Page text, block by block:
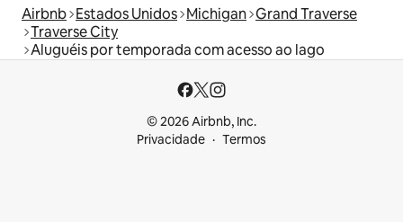
Airbnb Estados Unidos Michigan Grand Traverse
Traverse City
Aluguéis por temporada com acesso ao lago
© 2026 Airbnb, Inc.
Privacidade
Termos